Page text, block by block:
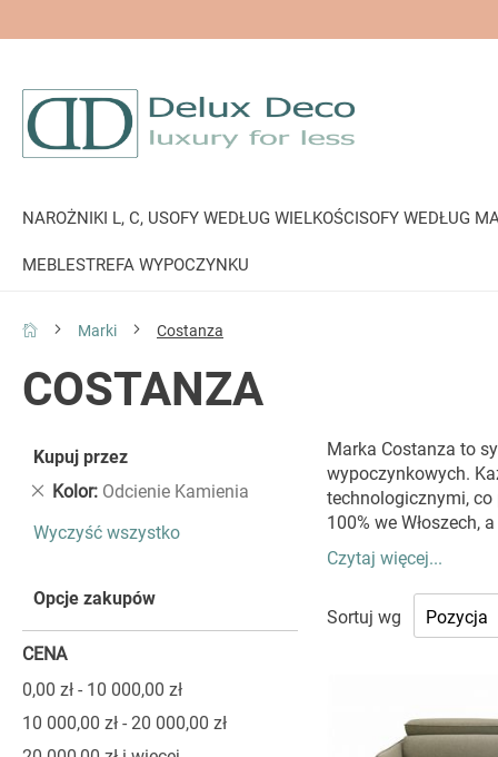
NAROŻNIKI L, C, USOFY WEDŁUG WIELKOŚCISOFY WEDŁUG
MEBLESTREFA WYPOCZYNKU
Marki Costanza
COSTANZA
Marka Costanza to
wypoczynkowych.
technologicznymi, co
100% we
KTÓRA
klasycznych
stylową całość.
Czytaj więcej...
Sortuj wg
Kupuj przez
Kolor Odcienie Kamienia
Usuń
element
Wyczyść wszystko
Opcje zakupów
CENA
0,00 zł - 10 000,00 zł
10 000,00 zł - 20 000,00 zł